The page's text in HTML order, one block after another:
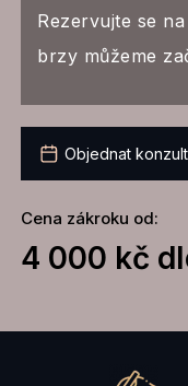
Rezervujte se
brzy můžeme
Objednat
Cena zákroku od:
4 000 kč